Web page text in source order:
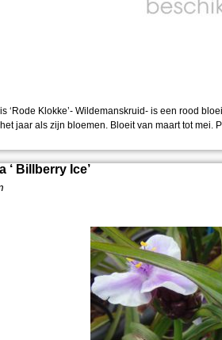
‘Rode Klokke’- Wildemanskruid- is een rood
jaar als zijn bloemen. Bloeit van maart tot
‘ Billberry Ice’